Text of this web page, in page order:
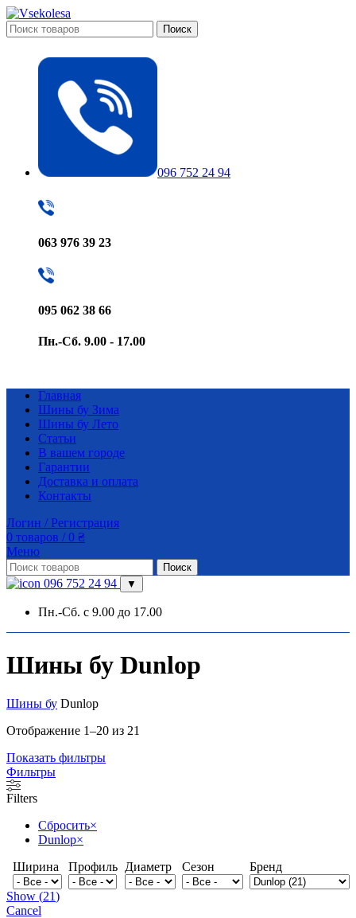
Поиск
096 752 24 94
063 976 39 23
095 062 38 66
Пн.-Сб. 9.00 - 17.00
Главная
Шины бу Зима
Шины бу Лето
Статьи
В вашем городе
Гарантии
Доставка и оплата
Контакты
Логин / Регистрация
0 товаров / 0 ₴
Меню
Поиск
096 752 24 94 ▼
Пн.-Сб. с 9.00 до 17.00
Шины бу Dunlop
Шины бу Dunlop
Отображение 1–20 из 21
Показать фильтры
Фильтры
Filters
Сбросить×
Dunlop×
Ширина
Профиль Диаметр Сезон Бренд
Show (21)
Cancel